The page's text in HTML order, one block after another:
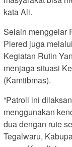
kata Ali.
Selain menggelar
Plered juga
Kegiatan Rutin
menjaga situasi
(Kamtibmas).
“Patroli ini
menggunakan
dua dengan rute
Tegalwaru,